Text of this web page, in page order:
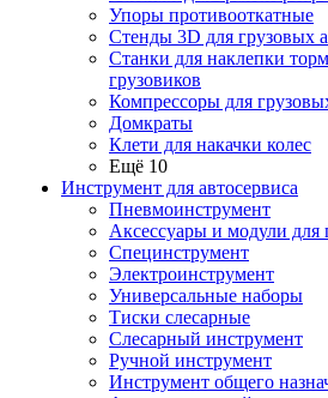
Упоры противооткатные
Стенды 3D для грузовых
Станки для наклепки
грузовиков
Компрессоры для
Домкраты
Клети для накачки колес
Ещё 10
Инструмент для автосервиса
Пневмоинструмент
Аксессуары и модули для
Специнструмент
Электроинструмент
Универсальные наборы
Тиски слесарные
Слесарный инструмент
Ручной инструмент
Инструмент общего